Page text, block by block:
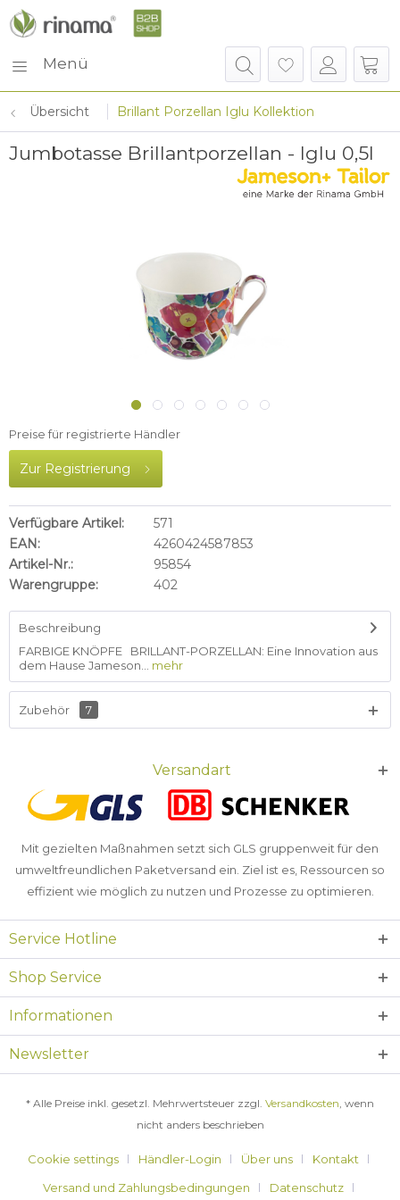
Menü
Übersicht Brillant Porzellan Iglu Kollektion
Jumbotasse Brillantporzellan - Iglu 0,5l
Preise für registrierte Händler
Zur Registrierung
Verfügbare Artikel:
571
EAN:
4260424587853
Artikel-Nr.:
95854
Warengruppe:
402
Beschreibung
FARBIGE KNÖPFE BRILLANT-PORZELLAN: Eine Innovation aus
dem Hause Jameson...
mehr
Zubehör 7
Versandart
Mit gezielten Maßnahmen setzt sich GLS gruppenweit für den
umweltfreundlichen Paketversand ein. Ziel ist es, Ressourcen so
effizient wie möglich zu nutzen und Prozesse zu optimieren.
Service Hotline
Shop Service
Informationen
Newsletter
* Alle Preise inkl. gesetzl. Mehrwertsteuer zzgl. Versandkosten, wenn
nicht anders beschrieben
Cookie settings Händler-Login Über uns
Kontakt
Versand und Zahlungsbedingungen
Datenschutz